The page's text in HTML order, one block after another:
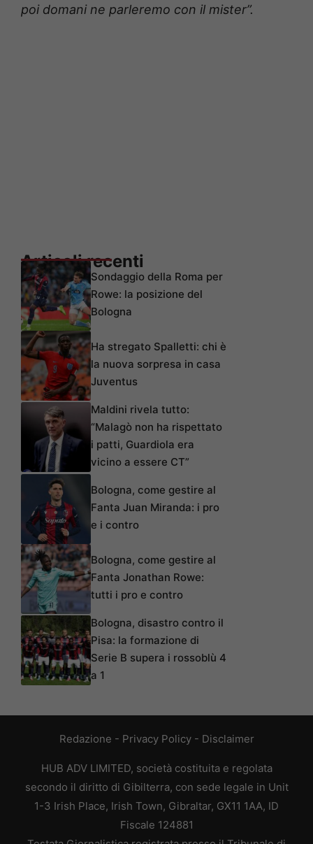
poi domani ne parleremo con il mister”.
Articoli recenti
Sondaggio della Roma per
Rowe: la posizione del
Bologna
Ha stregato Spalletti: chi è
la nuova sorpresa in casa
Juventus
Maldini rivela tutto:
“Malagò non ha rispettato
i patti, Guardiola era
vicino a essere CT”
Bologna, come gestire al
Fanta Juan Miranda: i pro
e i contro
Bologna, come gestire al
Fanta Jonathan Rowe:
tutti i pro e contro
Bologna, disastro contro il
Pisa: la formazione di
Serie B supera i rossoblù 4
a 1
Redazione - Privacy Policy- Disclaimer
HUB ADV LIMITED, società costituita e regolata
secondo il diritto di Gibilterra, con sede legale in Unit
1-3 Irish Place, Irish Town, Gibraltar, GX11 1AA, ID
Fiscale 124881